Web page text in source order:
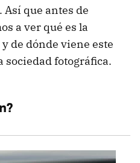
que antes de
a ver qué es la
de dónde viene este
sociedad fotográfica.